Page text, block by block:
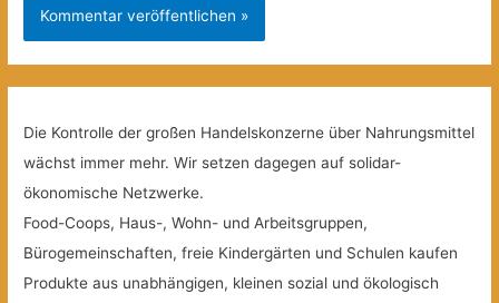
Die Kontrolle der großen Handelskonzerne über Nahrungsmittel
wächst immer mehr. Wir setzen dagegen auf solidar-
ökonomische Netzwerke.
Food-Coops, Haus-, Wohn- und Arbeitsgruppen,
Bürogemeinschaften, freie Kindergärten und Schulen kaufen
Produkte aus unabhängigen, kleinen sozial und ökologisch